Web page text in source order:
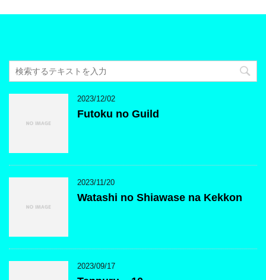
2023/12/02
Futoku no Guild
2023/11/20
Watashi no Shiawase na Kekkon
2023/09/17